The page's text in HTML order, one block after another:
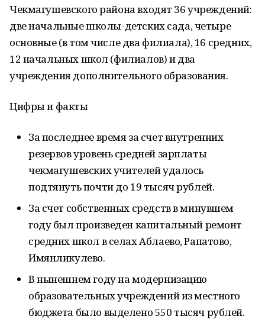
Чекмагушевского района входят 36 учреждений:
две начальные школы-детских сада, четыре
основные (в том числе два филиала), 16 средних,
12 начальных школ (филиалов) и два
учреждения дополнительного образования.
Цифры и факты
За последнее время за счет внутренних
резервов уровень средней зарплаты
чекмагушевских учителей удалось
подтянуть почти до 19 тысяч рублей.
За счет собственных средств в минувшем
году был произведен капитальный ремонт
средних школ в селах Аблаево, Рапатово,
Имянликулево.
В нынешнем году на модернизацию
образовательных учреждений из местного
бюджета было выделено 550 тысяч рублей.